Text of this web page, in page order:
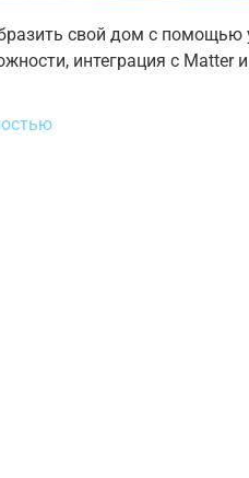
свой дом с помощью
интеграция с